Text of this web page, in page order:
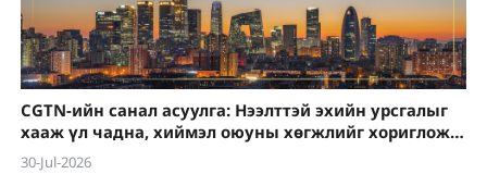
CGTN-ийн санал асуулга: Нээлттэй эхийн урсгалыг
хааж үл чадна, хиймэл оюуны хөгжлийг хориглож
үл чадна
30-Jul-2026